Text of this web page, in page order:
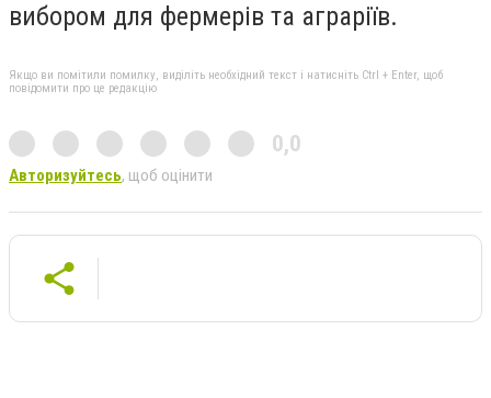
вибором для фермерів та аграріїв.
Якщо ви помітили помилку, виділіть необхідний текст і натисніть Ctrl + Enter, щоб
повідомити про це редакцію
0,0
Авторизуйтесь, щоб оцінити